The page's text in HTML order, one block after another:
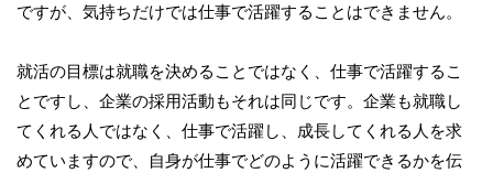
ですが、気持ちだけでは仕事で活躍することはできません。
就活の目標は就職を決めることではなく、仕事で活躍するこ
とですし、企業の採用活動もそれは同じです。企業も就職し
てくれる人ではなく、仕事で活躍し、成長してくれる人を求
めていますので、自身が仕事でどのように活躍できるかを伝